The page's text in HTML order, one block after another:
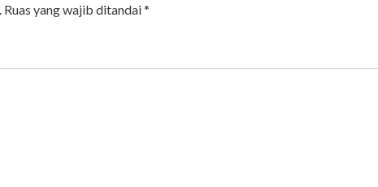
Ruas yang wajib ditandai*